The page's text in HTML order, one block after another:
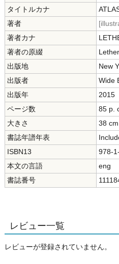
タイトルカナ
著者
著者カナ
著者の原綴
出版地
New
出版者
Wide
出版年
2015
ページ数
85 p.
大きさ
38 cm
書誌年譜年表
ISBN13
978-
本文の言語
eng
書誌番号
レビュー一覧
レビューが登録されていません。